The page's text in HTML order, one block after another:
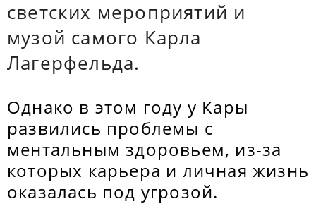
светских мероприятий и
музой самого Карла
Лагерфельда.
Однако в этом году у Кары
развились проблемы с
ментальным здоровьем, из-за
которых карьера и личная жизнь
оказалась под угрозой.